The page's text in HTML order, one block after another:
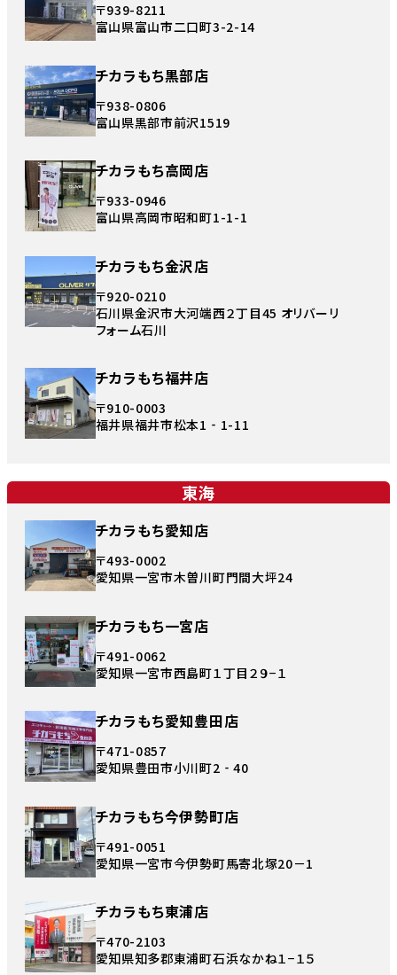
〒939-8211
富山県富山市二口町3-2-14
チカラもち黒部店
〒938-0806
富山県黒部市前沢1519
チカラもち高岡店
〒933-0946
富山県高岡市昭和町1-1-1
チカラもち金沢店
〒920-0210
石川県金沢市大河端西２丁目45 オリバーリ
フォーム石川
チカラもち福井店
〒910-0003
福井県福井市松本1‐1-11
東海
チカラもち愛知店
〒493-0002
愛知県一宮市木曽川町門間大坪24
チカラもち一宮店
〒491-0062
愛知県一宮市西島町１丁目２９−１
チカラもち愛知豊田店
〒471-0857
愛知県豊田市小川町2‐40
チカラもち今伊勢町店
〒491-0051
愛知県一宮市今伊勢町馬寄北塚20－1
チカラもち東浦店
〒470-2103
愛知県知多郡東浦町石浜なかね１−１５